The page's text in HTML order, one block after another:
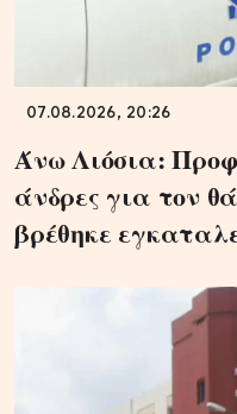
07.08.2026, 20:26
Άνω Λιόσια:
άνδρες για τον
βρέθηκε